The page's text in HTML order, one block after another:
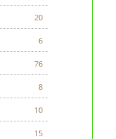
20
6
76
8
10
15